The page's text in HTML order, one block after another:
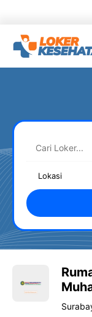
content